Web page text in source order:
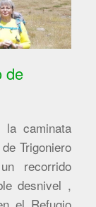
de
caminata
Trigoniero
recorrido
desnivel ,